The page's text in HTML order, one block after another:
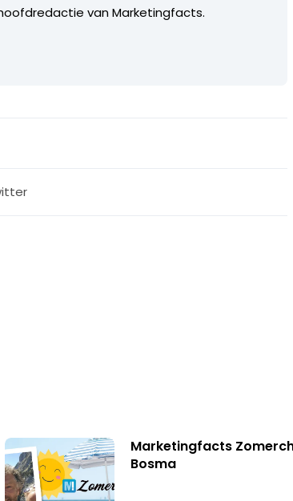
van Marketingfacts.
Marketingfacts
Bosma